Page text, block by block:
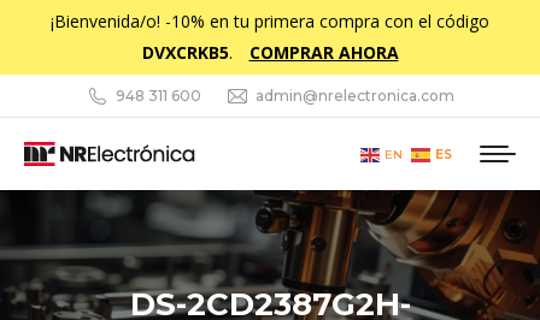
¡Bienvenida/o! -10% en tu primera compra con el código
DVXCRKB5. COMPRAR AHORA
948 311 600 admin@nrelectronica.com
EN ES
DS-2CD2387G2H-